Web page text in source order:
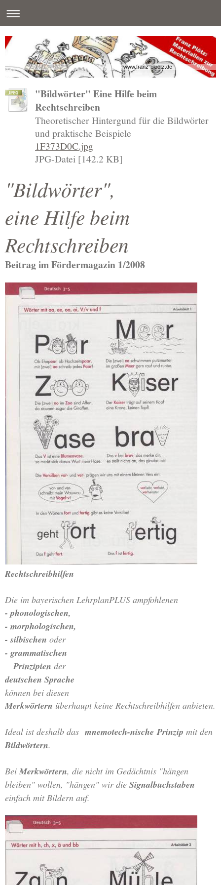
www.franz-ploetz.de
"Bildwörter" Eine Hilfe beim
Rechtschreiben
Theoretischer Hintergund für die Bildwörter
und praktische Beispiele
1F373D0C.jpg
JPG-Datei [142.2 KB]
"Bildwörter",
eine Hilfe beim
Rechtschreiben
Beitrag im Fördermagazin 1/2008
Rechtschreibhilfen
Die im bayerischen LehrplanPLUS ampfohlenen
- phonologischen,
- morphologischen,
- silbischen oder
- grammatischen
Prinzipien der
deutschen Sprache
können bei diesen
Merkwörtern überhaupt keine Rechtschreibhilfen anbieten.
Ideal ist deshalb das mnemotech-nischePrinzip mit den
Bildwörtern.
BeiMerkwörtern, die nicht im Gedächtnis "hängen
bleiben" wollen, "hängen" wir die Signalbuchstaben
einfach mit Bildern auf.